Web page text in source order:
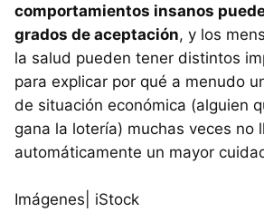
comportamientos insanos
grados de aceptación, y los
la salud pueden tener distintos
para explicar por qué a menudo
de situación económica (alguien
gana la lotería) muchas veces no
automáticamente un mayor
Imágenes| iStock